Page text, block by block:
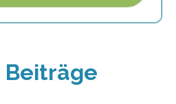
Beiträge